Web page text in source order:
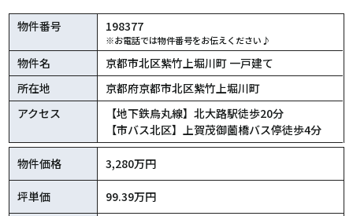
物件番号 198377
※お電話では物件番号をお伝えください♪
物件名
京都市北区紫竹上堀川町 一戸建て
所在地
京都府京都市北区紫竹上堀川町
アクセス
【地下鉄烏丸線】北大路駅徒歩20分
【市バス北区】上賀茂御薗橋バス停徒歩4分
物件価格 3,280万円
坪単価 99.39万円